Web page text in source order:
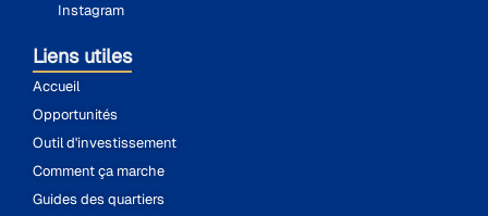
Instagram
Liens utiles
Accueil
Opportunités
Outil d'investissement
Comment ça marche
Guides des quartiers